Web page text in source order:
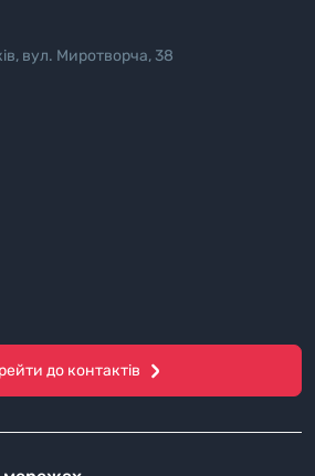
вул. Миротворча, 38
до контактів